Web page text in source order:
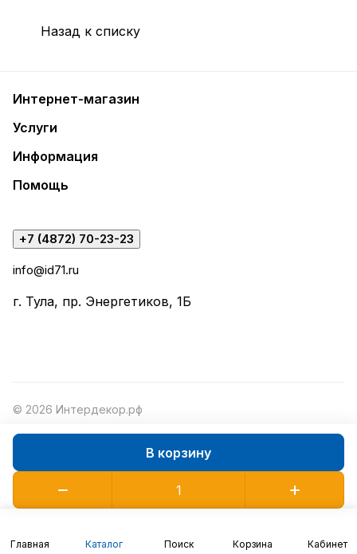
В корзину
Назад к списку
Главная Каталог Поиск Корзина Кабинет
Интернет-магазин
Услуги
Информация
Помощь
+7 (4872) 70-23-23
info@id71.ru
г. Тула, пр. Энергетиков, 1Б
© 2026 Интердекор.рф